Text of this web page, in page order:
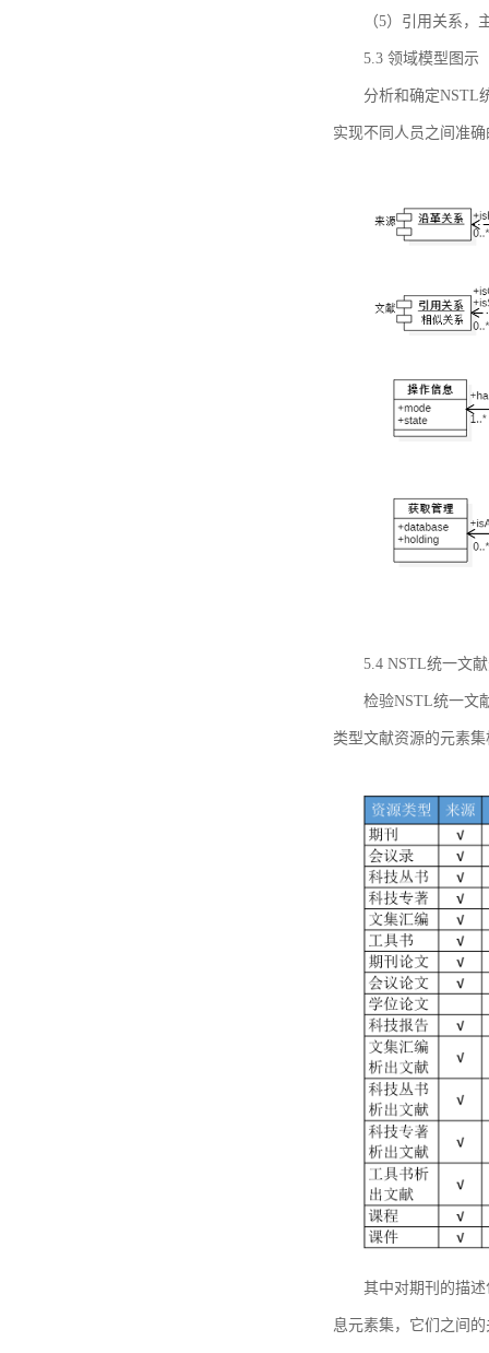
（5）引用关系，
5.3 领域模型图示
分析和确定NSTL
实现不同人员之间准
5.4 NSTL统一文
检验NSTL统一文
类型文献资源的元素
其中对期刊的描
息元素集，它们之间